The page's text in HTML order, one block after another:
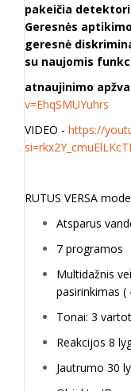
pakeičia
Geresnės
geresnė
su naujomis
atnaujinimo
v=EhqSMUYuhrs
VIDEO - https://
RUTUS VERSA
Atsparus
7 programos
Multidažnis
pasirinkimas (
Tonai: 3
Reakcijos 8
Jautrumo 30